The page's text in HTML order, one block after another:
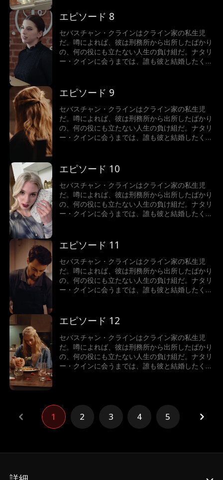
るのか？それよりも、そもそもなぜセバスチャ
ン・クラインは正体を隠しているのか？
エピソード 8
セバスチャン・クラインはクライン家の私生児
だ。噂によれば、彼は刑務所から出所したばかり
の、何の役にも立たない人生の負け組だ。ナタリ
ー・クインに会うまでは、誰も彼と結婚したくな
るのか？それよりも、そもそもなぜセバスチャ
ン・クラインは正体を隠しているのか？
エピソード 9
セバスチャン・クラインはクライン家の私生児
だ。噂によれば、彼は刑務所から出所したばかり
の、何の役にも立たない人生の負け組だ。ナタリ
ー・クインに会うまでは、誰も彼と結婚したくな
るのか？それよりも、そもそもなぜセバスチャ
ン・クラインは正体を隠しているのか？
エピソード 10
セバスチャン・クラインはクライン家の私生児
だ。噂によれば、彼は刑務所から出所したばかり
の、何の役にも立たない人生の負け組だ。ナタリ
ー・クインに会うまでは、誰も彼と結婚したくな
るのか？それよりも、そもそもなぜセバスチャ
ン・クラインは正体を隠しているのか？
エピソード 11
セバスチャン・クラインはクライン家の私生児
だ。噂によれば、彼は刑務所から出所したばかり
の、何の役にも立たない人生の負け組だ。ナタリ
ー・クインに会うまでは、誰も彼と結婚したくな
るのか？それよりも、そもそもなぜセバスチャ
ン・クラインは正体を隠しているのか？
エピソード 12
セバスチャン・クラインはクライン家の私生児
だ。噂によれば、彼は刑務所から出所したばかり
の、何の役にも立たない人生の負け組だ。ナタリ
ー・クインに会うまでは、誰も彼と結婚したくな
ン・クラインは正体を隠しているのか？
1 2 3 4 5